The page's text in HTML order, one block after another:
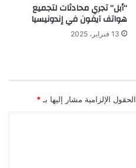
“أبل” تجري محادثات لتجميع
هواتف آيفون في إندونيسيا
13 فبراير، 2025
الحقول الإلزامية مشار إليها بـ *